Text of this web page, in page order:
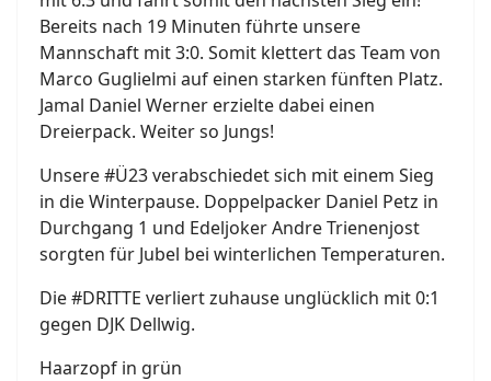
Bereits nach 19 Minuten führte unsere
Mannschaft mit 3:0. Somit klettert das Team von
Marco Guglielmi auf einen starken fünften Platz.
Jamal Daniel Werner erzielte dabei einen
Dreierpack. Weiter so Jungs!
Unsere #Ü23 verabschiedet sich mit einem Sieg
in die Winterpause. Doppelpacker Daniel Petz in
Durchgang 1 und Edeljoker Andre Trienenjost
sorgten für Jubel bei winterlichen Temperaturen.
Die #DRITTE verliert zuhause unglücklich mit 0:1
gegen DJK Dellwig.
Haarzopf in grün